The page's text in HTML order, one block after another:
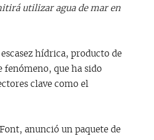
utilizar agua de mar en
hídrica, producto de
fenómeno, que ha sido
clave como el
anunció un paquete de